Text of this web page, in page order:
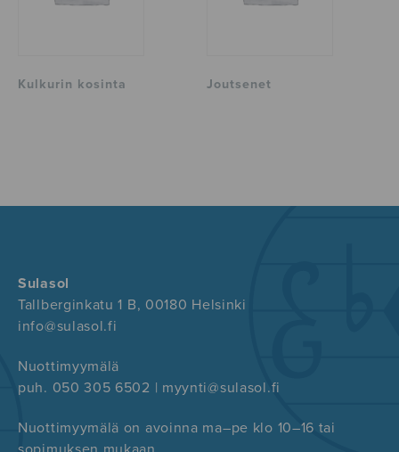
Kulkurin kosinta Joutsenet
Sulasol
Tallberginkatu 1 B, 00180 Helsinki
info@sulasol.fi
Nuottimyymälä
puh. 050 305 6502 | myynti@sulasol.fi
Nuottimyymälä on avoinna ma–pe klo 10–16 tai